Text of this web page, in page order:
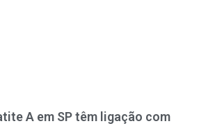
A em SP têm ligação com